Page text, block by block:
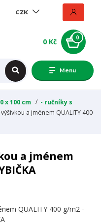
Menu
CZK
0
0 Kč
x 100 cm
- ručníky s
a jménem QUALITY 400
a jménem